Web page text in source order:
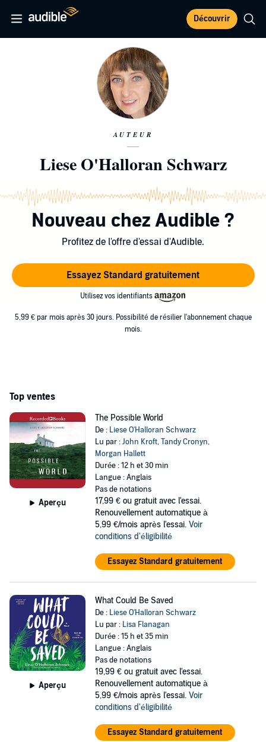
Découvrir
AUTEUR
Liese O'Halloran Schwarz
Nouveau chez Audible ?
Profitez de l'offre d'essai d'Audible.
Essayez Standard gratuitement
Utilisez vos identifiants
5,99 € par mois après 30 jours. Possibilité de résilier l'abonnement chaque
mois.
Top ventes
Aperçu
The Possible World
De : Liese O'Halloran Schwarz
Lu par :John Kroft,Tandy Cronyn,
Morgan Hallett
Durée : 12 h et 30 min
Langue : Anglais
Pas de notations
17,99 € ou gratuit avec l'essai.
Renouvellement automatique à
5,99 €/mois après l'essai. Voir
conditions d'éligibilité
Essayez Standard gratuitement
Aperçu
What Could Be Saved
De : Liese O'Halloran Schwarz
Lu par : Lisa Flanagan
Durée : 15 h et 35 min
Langue : Anglais
Pas de notations
19,99 € ou gratuit avec l'essai.
Renouvellement automatique à
5,99 €/mois après l'essai. Voir
conditions d'éligibilité
Essayez Standard gratuitement